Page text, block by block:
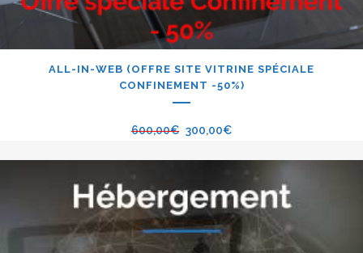
ALL-IN-WEB (OFFRE SITE VITRINE SPÉCIALE
CONFINEMENT -50%)
600,00€ 300,00€